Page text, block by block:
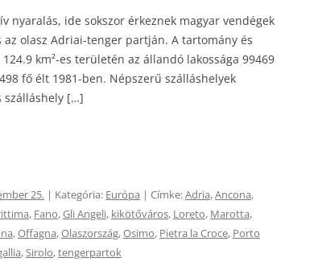
nyaralás, ide sokszor érkeznek magyar vendégek
olasz Adriai-tenger partján. A tartomány és
km²-es területén az állandó lakossága 99469
fő élt 1981-ben. Népszerű szálláshelyek
szálláshely […]
25. | Kategória: Európa | Címke:Adria,Ancona,
, Fano,Gli Angeli, kikötőváros, Loreto, Marotta,
,Offagna,Olaszország,Osimo, Pietra la Croce, Porto
,Sirolo,tengerpartok